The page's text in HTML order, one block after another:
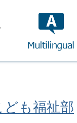
ども福祉部